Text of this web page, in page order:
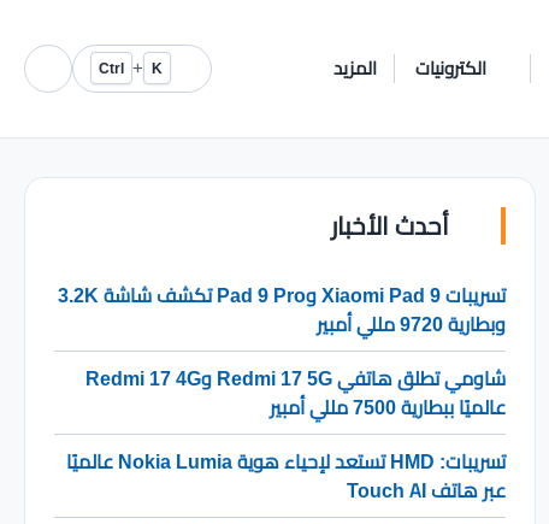
الكترونيات المزيد K
+
Ctrl
أحدث الأخبار
تسريبات Xiaomi Pad 9 وPad 9 Pro تكشف شاشة 3.2K
وبطارية 9720 مللي أمبير
شاومي تطلق هاتفي Redmi 17 5G وRedmi 17 4G
عالميًا ببطارية 7500 مللي أمبير
تسريبات: HMD تستعد لإحياء هوية Nokia Lumia عالميًا
عبر هاتف Touch AI